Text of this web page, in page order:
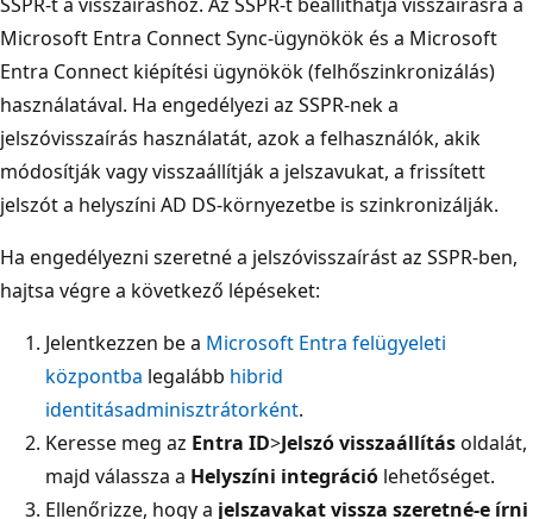
SSPR-t a visszaíráshoz. Az SSPR-t beállíthatja visszaírásra a
Microsoft Entra Connect Sync-ügynökök és a Microsoft
Entra Connect kiépítési ügynökök (felhőszinkronizálás)
használatával. Ha engedélyezi az SSPR-nek a
jelszóvisszaírás használatát, azok a felhasználók, akik
módosítják vagy visszaállítják a jelszavukat, a frissített
jelszót a helyszíni AD DS-környezetbe is szinkronizálják.
Ha engedélyezni szeretné a jelszóvisszaírást az SSPR-ben,
hajtsa végre a következő lépéseket:
Jelentkezzen be a Microsoft Entra felügyeleti
központba legalább hibrid
identitásadminisztrátorként.
Keresse meg az Entra ID>Jelszó visszaállításoldalát,
majd válassza a Helyszíni integráció lehetőséget.
Ellenőrizze, hogy a jelszavakat vissza szeretné-e írni